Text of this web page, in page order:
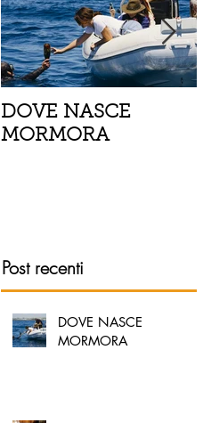
DOVE NASCE
MORMORA
Post recenti
DOVE NASCE
MORMORA